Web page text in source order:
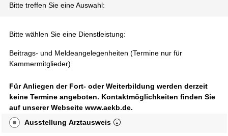
Bitte treffen Sie eine Auswahl:
Bitte wählen Sie eine Dienstleistung:
Beitrags- und Meldeangelegenheiten (Termine nur für
Kammermitglieder)
Für Anliegen der Fort- oder Weiterbildung werden derzeit
keine Termine angeboten. Kontaktmöglichkeiten finden Sie
auf unserer Webseite www.aekb.de.
Ausstellung Arztausweis